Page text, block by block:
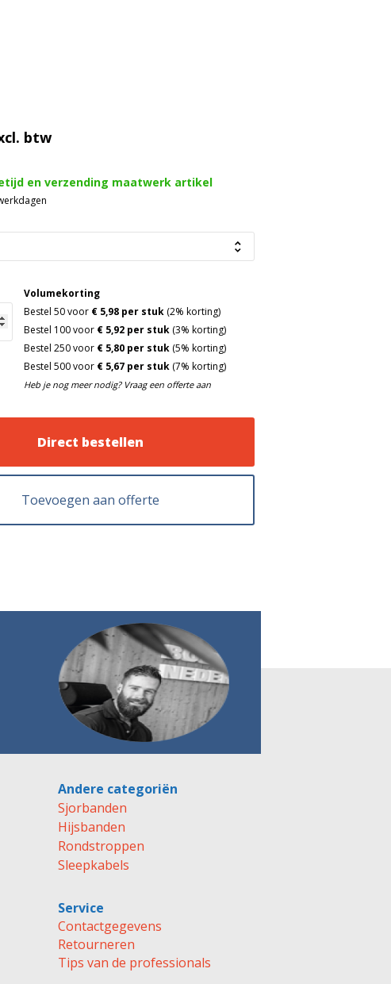
btw
en verzending maatwerk artikel
Volumekorting
Bestel 50 voor € 5,98 per stuk (2% korting)
Bestel 100 voor € 5,92 per stuk (3% korting)
Bestel 250 voor € 5,80 per stuk (5% korting)
Bestel 500 voor € 5,67 per stuk (7% korting)
Heb je nog meer nodig? Vraag een offerte aan
Direct bestellen
Toevoegen aan offerte
Andere categoriën
Sjorbanden
Hijsbanden
Rondstroppen
Sleepkabels
Service
Contactgegevens
Retourneren
Tips van de professionals